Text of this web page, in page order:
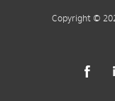
Copyright ©